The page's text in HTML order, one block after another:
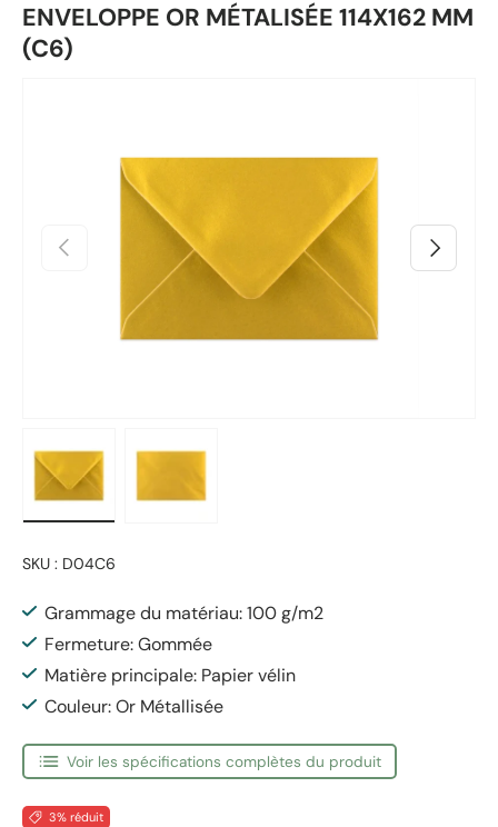
ENVELOPPE OR MÉTALISÉE 114X162 MM
(C6)
Précédent Suivant
SKU : D04C6
Grammage du matériau: 100 g/m2
Fermeture: Gommée
Matière principale: Papier vélin
Couleur: Or Métallisée
Voir les spécifications complètes du produit
3% réduit